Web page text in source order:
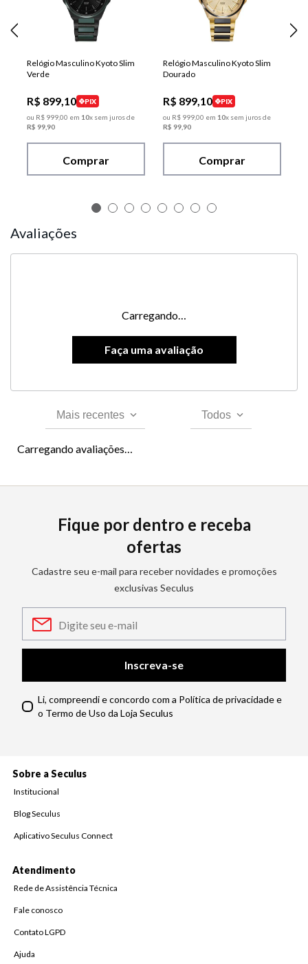
Relógio Masculino Kyoto Slim
Verde
R$ 899,10
PIX
ou R$ 99900 em 10x sem juros de
R$ 99 90
Comprar
Relógio Masculino Kyoto Slim
Dourado
R$ 899,10
PIX
ou R$ 99900 em 10x sem juros de
R$ 99 90
Comprar
Avaliações
Carregando…
Mais recentes Todos
Carregando avaliações…
Fique por dentro e receba
ofertas
Cadastre seu e-mail para receber novidades e promoções
exclusivas Seculus
Inscreva-se
Li, compreendi e concordo com a Política de privacidade e
o Termo de Uso da Loja Seculus
Sobre a Seculus
Institucional
Blog Seculus
Aplicativo Seculus Connect
Atendimento
Rede de Assistência Técnica
Fale conosco
Contato LGPD
Ajuda